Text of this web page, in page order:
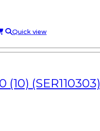
Quick view
(10) (SER110303)